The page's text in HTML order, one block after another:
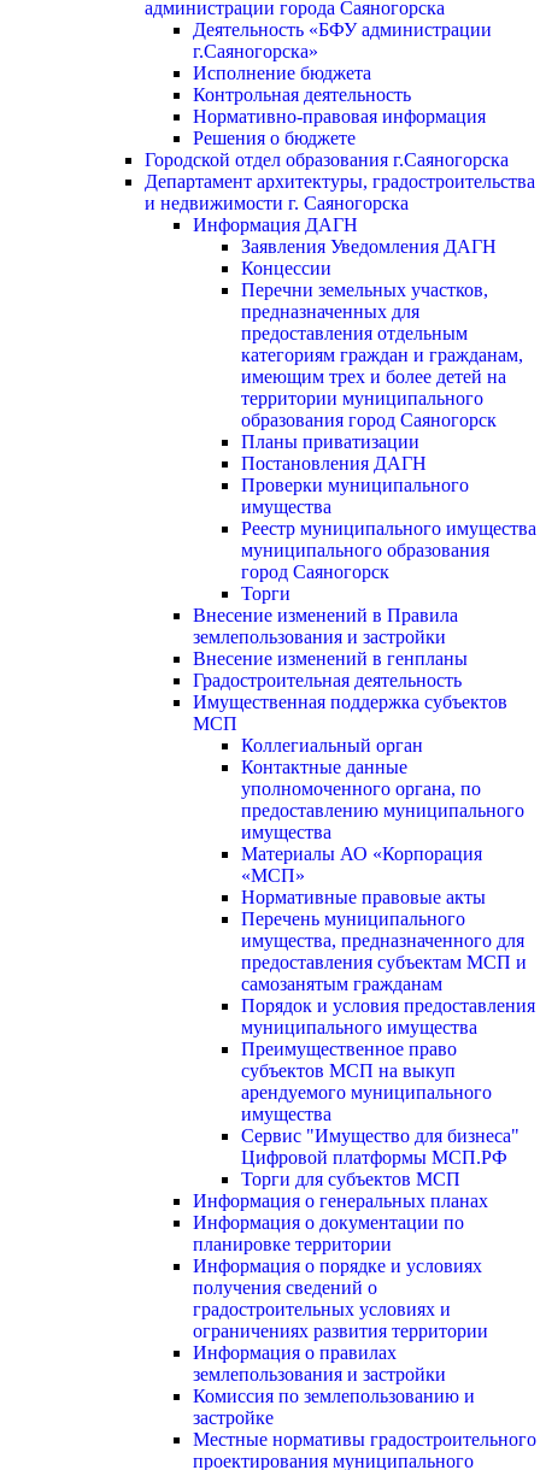
администрации города Саяногорска
Деятельность «БФУ администрации
г.Саяногорска»
Исполнение бюджета
Контрольная деятельность
Нормативно-правовая информация
Решения о бюджете
Городской отдел образования г.Саяногорска
Департамент архитектуры, градостроительства
и недвижимости г. Саяногорска
Информация ДАГН
Заявления Уведомления ДАГН
Концессии
Перечни земельных участков,
предназначенных для
предоставления отдельным
категориям граждан и гражданам,
имеющим трех и более детей на
территории муниципального
образования город Саяногорск
Планы приватизации
Постановления ДАГН
Проверки муниципального
имущества
Реестр муниципального имущества
муниципального образования
город Саяногорск
Торги
Внесение изменений в Правила
землепользования и застройки
Внесение изменений в генпланы
Градостроительная деятельность
Имущественная поддержка субъектов
МСП
Коллегиальный орган
Контактные данные
уполномоченного органа, по
предоставлению муниципального
имущества
Материалы АО «Корпорация
«МСП»
Нормативные правовые акты
Перечень муниципального
имущества, предназначенного для
предоставления субъектам МСП и
самозанятым гражданам
Порядок и условия предоставления
муниципального имущества
Преимущественное право
субъектов МСП на выкуп
арендуемого муниципального
имущества
Сервис "Имущество для бизнеса"
Цифровой платформы МСП.РФ
Торги для субъектов МСП
Информация о генеральных планах
Информация о документации по
планировке территории
Информация о порядке и условиях
получения сведений о
градостроительных условиях и
ограничениях развития территории
Информация о правилах
землепользования и застройки
Комиссия по землепользованию и
застройке
Местные нормативы градостроительного
проектирования муниципального